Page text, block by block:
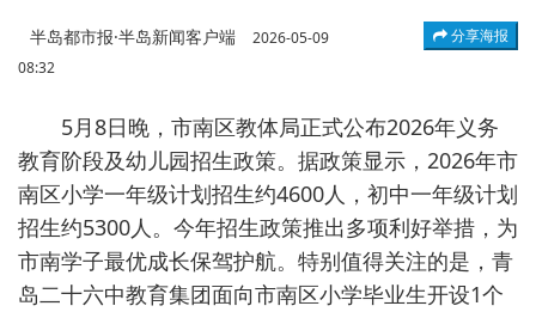
半岛都市报·半岛新闻客户端
2026-05-09
08:32
分享海报
5月8日晚，市南区教体局正式公布2026年义务
教育阶段及幼儿园招生政策。据政策显示，2026年市
南区小学一年级计划招生约4600人，初中一年级计划
招生约5300人。今年招生政策推出多项利好举措，为
市南学子最优成长保驾护航。特别值得关注的是，青
岛二十六中教育集团面向市南区小学毕业生开设1个